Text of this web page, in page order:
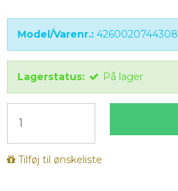
Model/Varenr.: 4260020744308
Lagerstatus: På lager
Tilføj til ønskeliste